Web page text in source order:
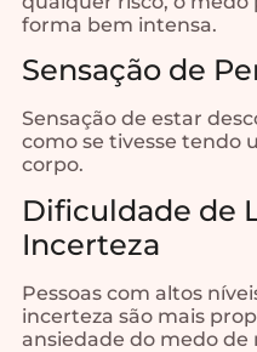
forma bem intensa.
Sensação de
Sensação de estar
como se tivesse tendo
corpo.
Dificuldade de
Incerteza
Pessoas com altos
incerteza são mais
ansiedade do medo de